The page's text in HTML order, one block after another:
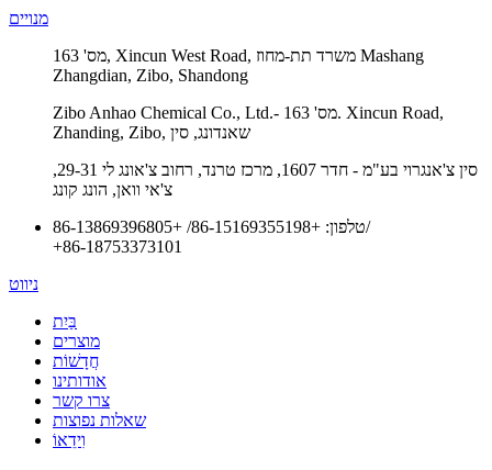
מנויים
מס' 163, Xincun West Road, משרד תת-מחוז Mashang
Zhangdian, Zibo, Shandong
Zibo Anhao Chemical Co., Ltd.- מס' 163. Xincun Road,
Zhanding, Zibo, שאנדונג, סין
סין צ'אנגרוי בע"מ - חדר 1607, מרכז טרנד, רחוב צ'אונג לי 29-31,
צ'אי וואן, הונג קונג
טלפון: +86-15169355198
/
+86-13869396805
/
+86-18753373101
ניווט
בַּיִת
מוצרים
חֲדָשׁוֹת
אודותינו
צרו קשר
שאלות נפוצות
וִידֵאוֹ